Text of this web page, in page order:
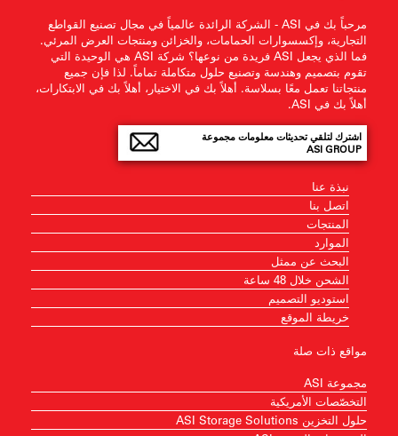
مرحباً بك في ASI - الشركة الرائدة عالمياً في مجال تصنيع القواطع
التجارية، وإكسسوارات الحمامات، والخزائن ومنتجات العرض المرئي.
فما الذي يجعل ASI فريدة من نوعها؟ شركة ASI هي الوحيدة التي
تقوم بتصميم وهندسة وتصنيع حلول متكاملة تماماً. لذا فإن جميع
منتجاتنا تعمل معًا بسلاسة. أهلاً بك في الاختيار، أهلاً بك في الابتكارات،
أهلاً بك في ASI.
اشترك لتلقي تحديثات معلومات مجموعة
ASI GROUP
نبذة عنا
اتصل بنا
المنتجات
الموارد
البحث عن ممثل
الشحن خلال 48 ساعة
استوديو التصميم
خريطة الموقع
مواقع ذات صلة
مجموعة ASI
التخصّصات الأمريكية
حلول التخزين ASI Storage Solutions